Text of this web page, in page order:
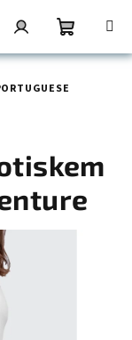
PřihlášeníNákupní